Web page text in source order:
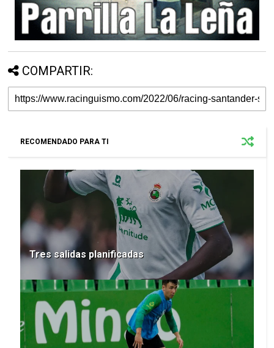
COMPARTIR:
RECOMENDADO PARA TI
Tres salidas planificadas